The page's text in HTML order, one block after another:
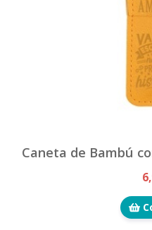
Caneta de Bambú